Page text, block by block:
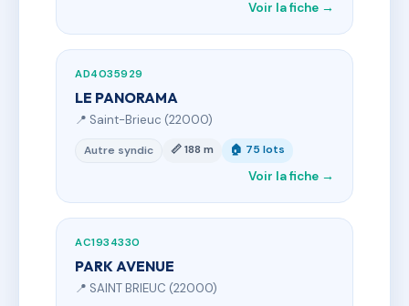
Voir la fiche →
AD4035929
LE PANORAMA
📍 Saint-Brieuc (22000)
Autre syndic 📏 188 m 🏠 75 lots
Voir la fiche →
AC1934330
PARK AVENUE
📍 SAINT BRIEUC (22000)